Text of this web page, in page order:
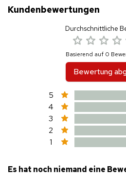
Kundenbewertungen
Durchschnittliche
Basierend auf 0
Bewertung
5
4
3
2
1
Es hat noch niemand eine